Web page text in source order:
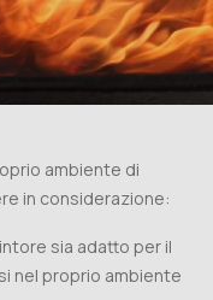
ambiente di
in considerazione:
sia adatto per il
nel proprio ambiente